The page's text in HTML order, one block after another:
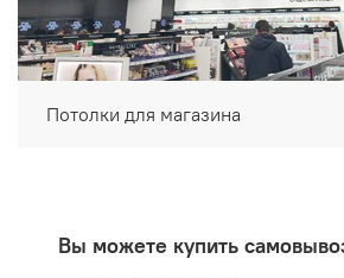
Потолки для магазина
Вы можете купить